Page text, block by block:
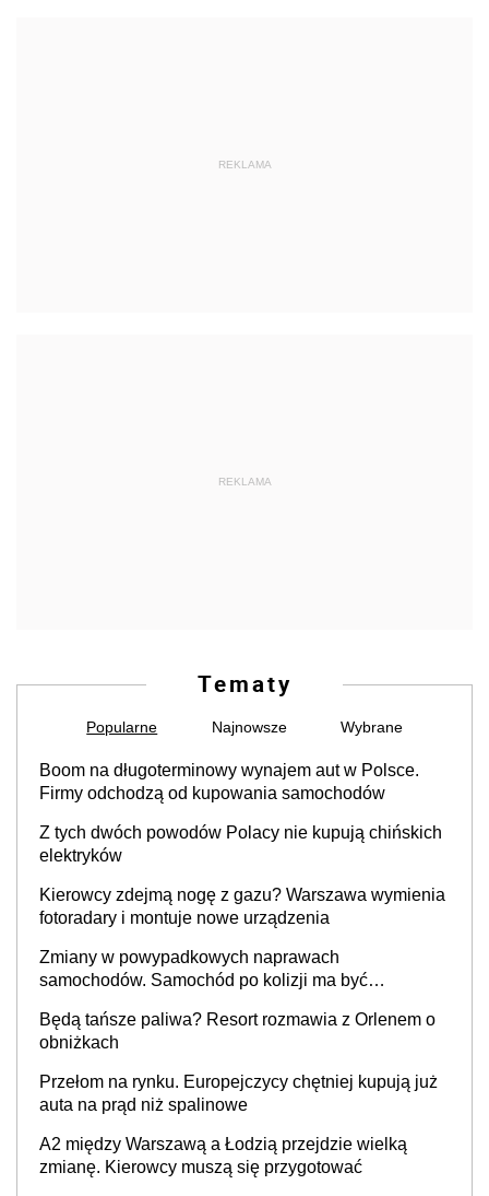
REKLAMA
REKLAMA
Tematy
Popularne Najnowsze Wybrane
Boom na długoterminowy wynajem aut w Polsce.
Firmy odchodzą od kupowania samochodów
Z tych dwóch powodów Polacy nie kupują chińskich
elektryków
Kierowcy zdejmą nogę z gazu? Warszawa wymienia
fotoradary i montuje nowe urządzenia
Zmiany w powypadkowych naprawach
samochodów. Samochód po kolizji ma być
producenta
Będą tańsze paliwa? Resort rozmawia z Orlenem o
obniżkach
Przełom na rynku. Europejczycy chętniej kupują już
auta na prąd niż spalinowe
A2 między Warszawą a Łodzią przejdzie wielką
zmianę. Kierowcy muszą się przygotować